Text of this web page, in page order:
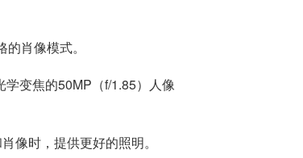
肖像模式。
变焦的50MP（f/1.85）人像
像时，提供更好的照明。